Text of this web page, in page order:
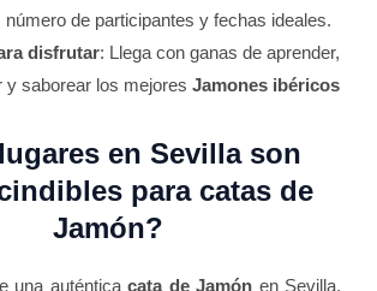
número de participantes y fechas ideales.
disfrutar: Llega con ganas de aprender,
y saborear los mejores Jamones ibéricos
en Sevilla son
para catas de
Jamón?
una auténticacata de Jamón en Sevilla,